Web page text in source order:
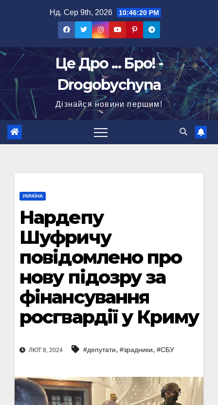
Нд. Сер 9th, 2026 10:46:21 PM
Це Дро ... Бро! -
Drogobychyna
Дізнайся новини першим!
УКРАЇНА
Нардепу
Шуфричу
повідомлено про
нову підозру за
фінансування
росгвардії у Криму
ЛЮТ 8, 2024 #депутати, #зрадники, #СБУ